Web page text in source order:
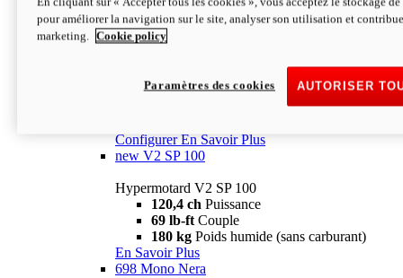
Configurer En Savoir Plus
newV2 SP
69 lb-ftCouple
Poids humide (sans carburant)
Configurer En Savoir Plus
new V2 SP 100
Hypermotard V2 SP 100
120,4 ch Puissance
69 lb-ft Couple
180 kg Poids humide (sans carburant)
En Savoir Plus
698 Mono Nera
pour améliorer la navigation sur le site, analyser son utilisation et
marketing.
Cookie policy
AUTORISER
Paramètres des cookies